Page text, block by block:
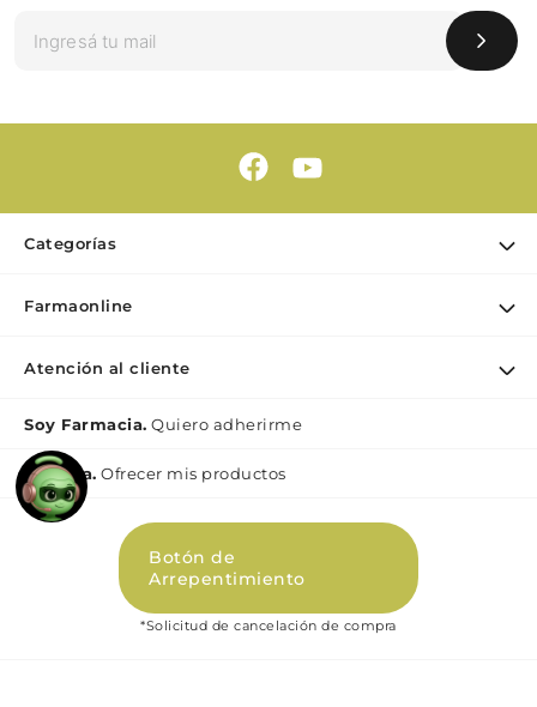
Categorías
Dermocosmética
Nutrición & Deporte
Bebé y maternidad
Perfumes y Fragancias
Farmaonline
Atención al cliente
Contacto
Medios de pago
Como comprar
Preguntas Frecuentes Beauty
Términos y condiciones Beauty
Promociones
Políticas de Privacidad Beauty
Soy Farmacia. Quiero adherirme
Mi lìnea. Ofrecer mis productos
Botón de
Arrepentimiento
*Solicitud de cancelación de compra